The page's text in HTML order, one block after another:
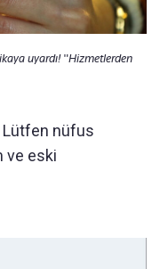
uyardı! "Hizmetlerden
Lütfen nüfus
ve eski